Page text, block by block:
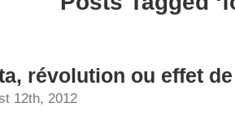
révolution ou effet
12th, 2012